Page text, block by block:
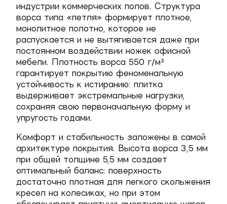
индустрии коммерческих полов. Структура
ворса типа «петля» формирует плотное,
монолитное полотно, которое не
распускается и не вытягивается даже при
постоянном воздействии ножек офисной
мебели. Плотность ворса 550 г/м²
гарантирует покрытию феноменальную
устойчивость к истиранию: плитка
выдерживает экстремальные нагрузки,
сохраняя свою первоначальную форму и
упругость годами.
Комфорт и стабильность заложены в самой
архитектуре покрытия. Высота ворса 3,5 мм
при общей толщине 5,5 мм создает
оптимальный баланс: поверхность
достаточно плотная для легкого скольжения
кресел на колесиках, но при этом